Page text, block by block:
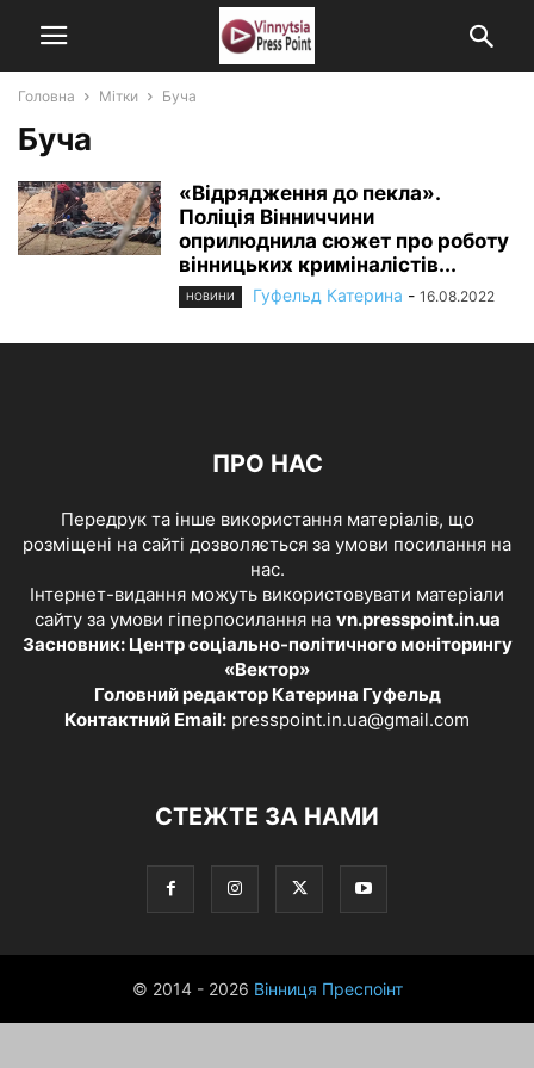
Головна Мітки Буча
Буча
«Відрядження до пекла».
Поліція Вінниччини
оприлюднила сюжет про роботу
вінницьких криміналістів...
НОВИНИ Гуфельд Катерина - 16.08.2022
ПРО НАС
Передрук та інше використання матеріалів, що
розміщені на сайті дозволяється за умови посилання на
нас.
Інтернет-видання можуть використовувати матеріали
сайту за умови гіперпосилання на vn.presspoint.in.ua
Засновник: Центр соціально-політичного моніторингу
«Вектор»
Головний редактор Катерина Гуфельд
Контактний Email: presspoint.in.ua@gmail.com
СТЕЖТЕ ЗА НАМИ
© 2014 - 2026 Вінниця Преспоінт